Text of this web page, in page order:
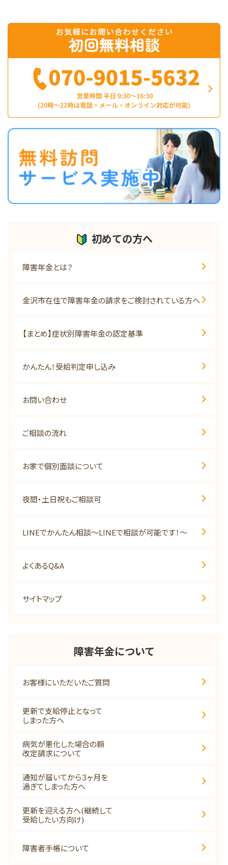
初めての方へ
障害年金とは？
金沢市在住で障害年金の請求をご検討されている方へ
【まとめ】症状別障害年金の認定基準
かんたん！受給判定申し込み
お問い合わせ
ご相談の流れ
お家で個別面談について
夜間・土日祝もご相談可
LINEでかんたん相談～LINEで相談が可能です！～
よくあるQ&A
サイトマップ
障害年金について
お客様にいただいたご質問
更新で支給停止となって
しまった方へ
病気が悪化した場合の額
改定請求について
通知が届いてから３ヶ月を
過ぎてしまった方へ
更新を迎える方へ(継続して
受給したい方向け)
障害者手帳について